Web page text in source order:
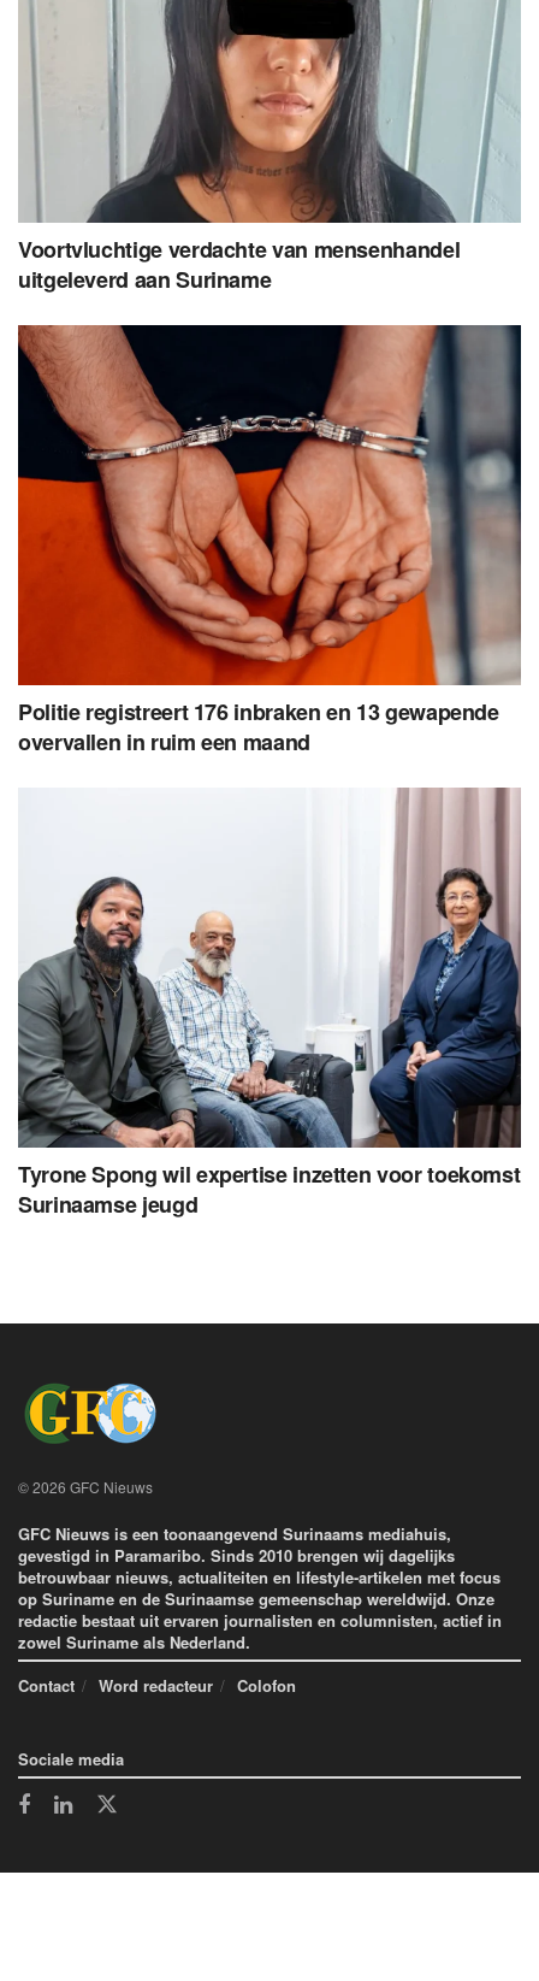
Voortvluchtige verdachte van mensenhandel
uitgeleverd aan Suriname
Politie registreert 176 inbraken en 13 gewapende
overvallen in ruim een maand
Tyrone Spong wil expertise inzetten voor toekomst
Surinaamse jeugd
© 2026 GFC Nieuws
GFC Nieuws is een toonaangevend Surinaams mediahuis,
gevestigd in Paramaribo. Sinds 2010 brengen wij dagelijks
betrouwbaar nieuws, actualiteiten en lifestyle-artikelen met focus
op Suriname en de Surinaamse gemeenschap wereldwijd. Onze
redactie bestaat uit ervaren journalisten en columnisten, actief in
zowel Suriname als Nederland.
Contact
Word redacteur Colofon
Sociale media